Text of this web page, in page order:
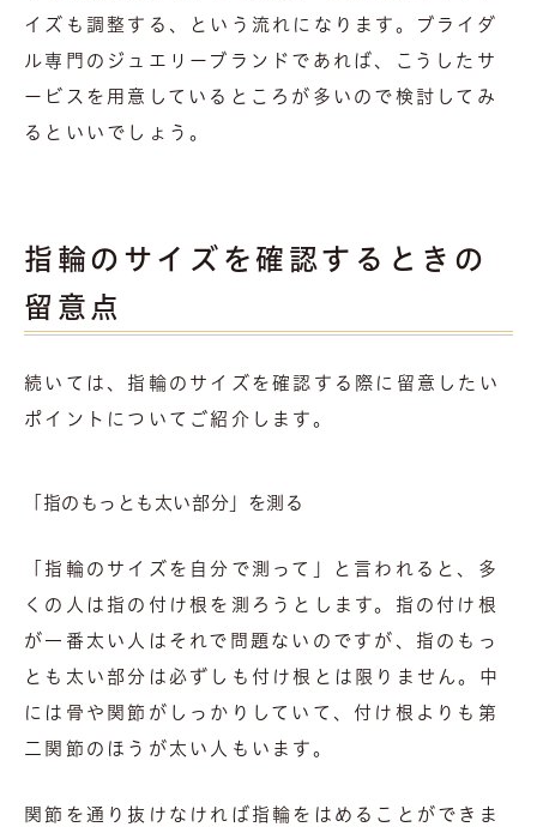
イズも調整する、という流れになります。ブライダ
ル専門のジュエリーブランドであれば、こうしたサ
ービスを用意しているところが多いので検討してみ
るといいでしょう。
指輪のサイズを確認するときの
留意点
続いては、指輪のサイズを確認する際に留意したい
ポイントについてご紹介します。
「指のもっとも太い部分」を測る
「指輪のサイズを自分で測って」と言われると、多
くの人は指の付け根を測ろうとします。指の付け根
が一番太い人はそれで問題ないのですが、指のもっ
とも太い部分は必ずしも付け根とは限りません。中
には骨や関節がしっかりしていて、付け根よりも第
二関節のほうが太い人もいます。
関節を通り抜けなければ指輪をはめることができま